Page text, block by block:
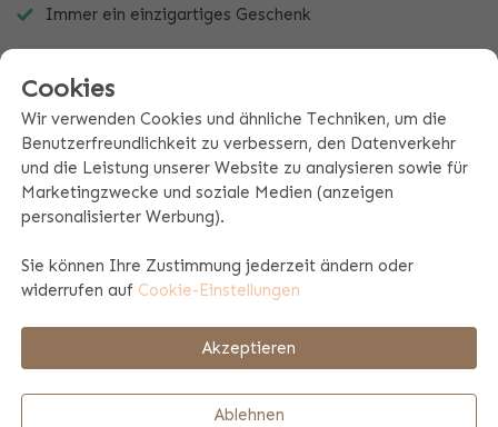
Immer ein einzigartiges Geschenk
Produktspezifikationen
REVIEWS (1)
Cookies
Wir verwenden Cookies und ähnliche Techniken, um die
Benutzerfreundlichkeit zu verbessern, den Datenverkehr
und die Leistung unserer Website zu analysieren sowie für
Marketingzwecke und soziale Medien (anzeigen
personalisierter Werbung).
Sie können Ihre Zustimmung jederzeit ändern oder
widerrufen auf Cookie-Einstellungen
Akzeptieren
Ablehnen